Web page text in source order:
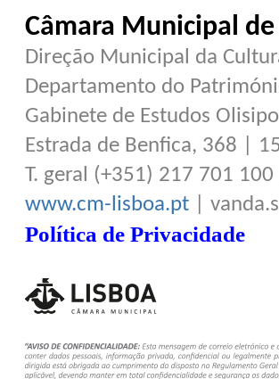
Câmara Municipal de
Direção Municipal da
Departamento do
Gabinete de Estudos
Estrada de Benfica, 368 |
T. geral (+351) 217 701
www.cm-lisboa.pt |
Política de Privacidade